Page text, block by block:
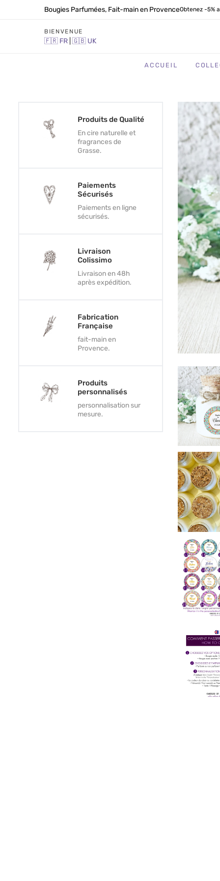
Bougies Parfumées, Fait-main en ProvenceObtenez -5%
BIENVENUE
🇫🇷 FR 🇬🇧 UK
ACCUEIL
Produits de Qualité
En cire naturelle et
fragrances de
Grasse.
Paiements
Sécurisés
Paiements en ligne
sécurisés.
Livraison
Colissimo
Livraison en 48h
après expédition.
Fabrication
Française
fait-main en
Provence.
Produits
personnalisés
personnalisation sur
mesure.